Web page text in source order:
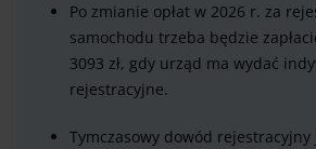
Po zmianie opłat w 2026 r. za
samochodu trzeba będzie
3093 zł, gdy urząd ma wydać
rejestracyjne.
Tymczasowy dowód